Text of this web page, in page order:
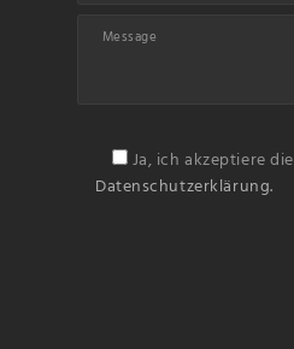
Ja, ich akzeptiere die
Datenschutzerklärung.